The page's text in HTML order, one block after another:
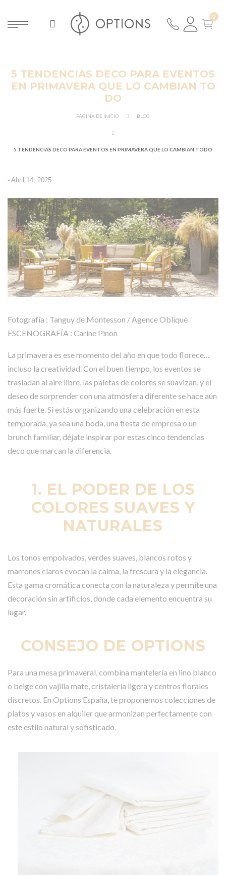
5 TENDENCIAS DECO PARA EVENTOS
EN PRIMAVERA QUE LO CAMBIAN TO
DO
PÁGINA DE INICIO BLOG
5 TENDENCIAS DECO PARA EVENTOS EN PRIMAVERA QUE LO CAMBIAN TODO
- Abril 14, 2025
Fotografía : Tanguy de Montesson / Agence Oblique
ESCENOGRAFÍA : Carine Pinon
La primavera es ese momento del año en que todo florece…
incluso la creatividad. Con el buen tiempo, los eventos se
trasladan al aire libre, las paletas de colores se suavizan, y el
deseo de sorprender con una atmósfera diferente se hace aún
más fuerte. Si estás organizando una celebración en esta
temporada, ya sea una boda, una fiesta de empresa o un
brunch familiar, déjate inspirar por estas cinco tendencias
deco que marcan la diferencia.
1. EL PODER DE LOS
COLORES SUAVES Y
NATURALES
Los tonos empolvados, verdes suaves, blancos rotos y
marrones claros evocan la calma, la frescura y la elegancia.
Esta gama cromática conecta con la naturaleza y permite una
decoración sin artificios, donde cada elemento encuentra su
lugar.
CONSEJO DE OPTIONS
Para una mesa primaveral, combina mantelería en lino blanco
o beige con vajilla mate, cristalería ligera y centros florales
discretos. En Options España, te proponemos colecciones de
platos y vasos en alquiler que armonizan perfectamente con
este estilo natural y sofisticado.